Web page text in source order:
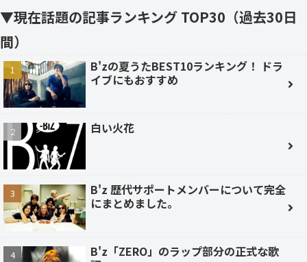
▼現在話題の記事ランキング TOP30（過去30日
間）
B'zの夏うたBEST10ランキング！ ドラ
イブにもおすすめ
白い火花
B'z 歴代サポートメンバーについて完全
にまとめました。
B'z「ZERO」のラップ部分の正式な歌